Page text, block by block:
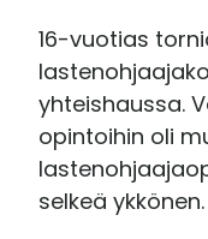
16-vuotias
yhteishaussa.
opintoihin oli
selkeä ykkönen.